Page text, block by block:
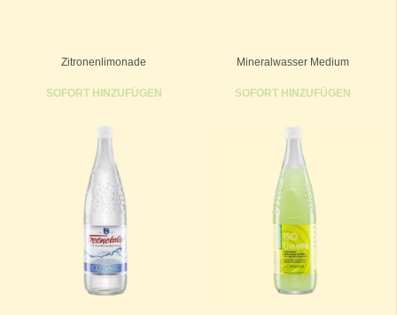
Zitronenlimonade
SOFORT HINZUFÜGEN
Mineralwasser Medium
SOFORT HINZUFÜGEN